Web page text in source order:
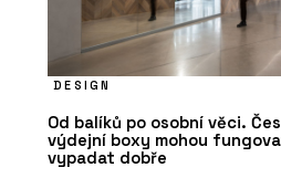
DESIGN
Od balíků po osobní věci.
výdejní boxy mohou
vypadat dobře